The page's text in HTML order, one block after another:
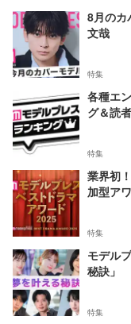
8月のカ
文哉
特集
各種エ
グ＆読
特集
業界初
加型ア
特集
モデル
秘訣」
特集